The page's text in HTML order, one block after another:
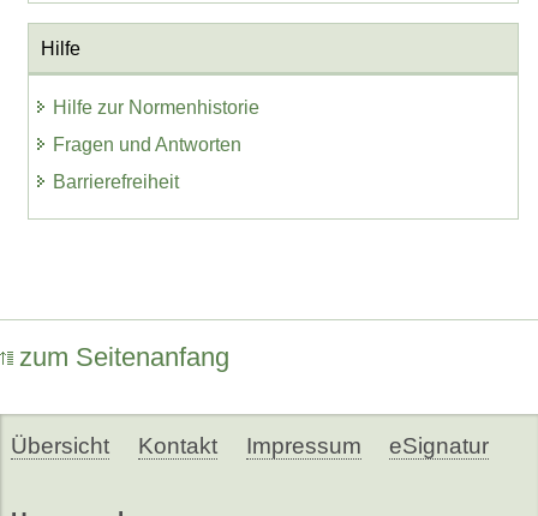
Hilfe
Hilfe zur Normenhistorie
Fragen und Antworten
Barrierefreiheit
zum Seitenanfang
Übersicht Kontakt Impressum eSignatur